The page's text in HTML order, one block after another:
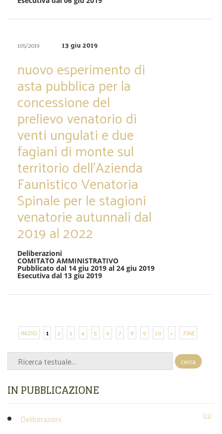
105/2019 13 giu 2019
nuovo esperimento di
asta pubblica per la
concessione del
prelievo venatorio di
venti ungulati e due
fagiani di monte sul
territorio dell’Azienda
Faunistico Venatoria
Spinale per le stagioni
venatorie autunnali dal
2019 al 2022
Deliberazioni
COMITATO AMMINISTRATIVO
Pubblicato dal 14 giu 2019 al 24 giu 2019
Esecutiva dal 13 giu 2019
INIZIO 1 2 3 4 5 6 7 8 9 10 » FINE
cerca
IN PUBBLICAZIONE
Deliberazioni (11)